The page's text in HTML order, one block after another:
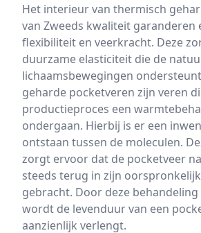
Het interieur van thermisch
van Zweeds kwaliteit garanderen
flexibiliteit en veerkracht. Deze
duurzame elasticiteit die de
lichaamsbewegingen
geharde pocketveren zijn veren
productieproces een
ondergaan. Hierbij is er een
ontstaan tussen de moleculen.
zorgt ervoor dat de pocketveer
steeds terug in zijn
gebracht. Door deze
wordt de levenduur van een
aanzienlijk verlengt.